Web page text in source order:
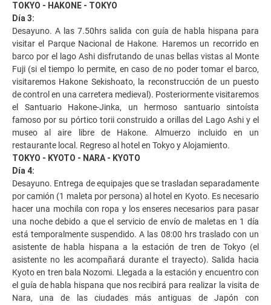
TOKYO - HAKONE - TOKYO
Día 3:
Desayuno. A las 7.50hrs salida con guía de habla hispana para
visitar el Parque Nacional de Hakone. Haremos un recorrido en
barco por el lago Ashi disfrutando de unas bellas vistas al Monte
Fuji (si el tiempo lo permite, en caso de no poder tomar el barco,
visitaremos Hakone Sekishoato, la reconstrucción de un puesto
de control en una carretera medieval). Posteriormente visitaremos
el Santuario Hakone-Jinka, un hermoso santuario sintoísta
famoso por su pórtico torii construido a orillas del Lago Ashi y el
museo al aire libre de Hakone. Almuerzo incluido en un
restaurante local. Regreso al hotel en Tokyo y Alojamiento.
TOKYO - KYOTO - NARA - KYOTO
Día 4:
Desayuno. Entrega de equipajes que se trasladan separadamente
por camión (1 maleta por persona) al hotel en Kyoto. Es necesario
hacer una mochila con ropa y los enseres necesarios para pasar
una noche debido a que el servicio de envío de maletas en 1 día
está temporalmente suspendido. A las 08:00 hrs traslado con un
asistente de habla hispana a la estación de tren de Tokyo (el
asistente no les acompañará durante el trayecto). Salida hacia
Kyoto en tren bala Nozomi. Llegada a la estación y encuentro con
el guía de habla hispana que nos recibirá para realizar la visita de
Nara, una de las ciudades más antiguas de Japón con